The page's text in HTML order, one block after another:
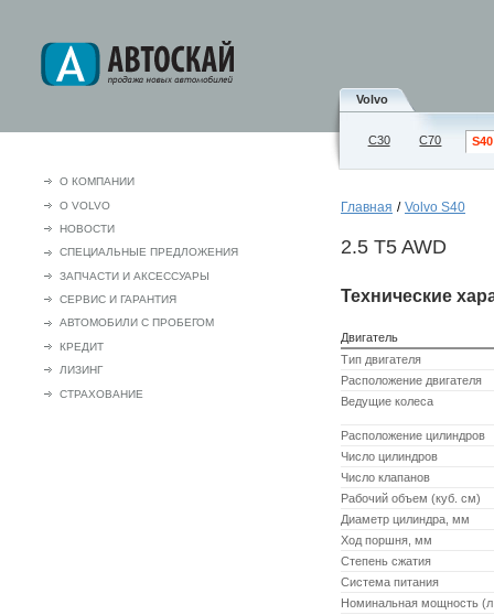
Volvo
С30 C70 S40
О КОМПАНИИ
О VOLVO
НОВОСТИ
СПЕЦИАЛЬНЫЕ ПРЕДЛОЖЕНИЯ
ЗАПЧАСТИ И АКСЕCСУАРЫ
СЕРВИС И ГАРАНТИЯ
АВТОМОБИЛИ С ПРОБЕГОМ
КРЕДИТ
ЛИЗИНГ
СТРАХОВАНИЕ
Главная / Volvo S40
2.5 T5 AWD
Технические
Двигатель
Тип двигателя
Расположение двигателя
Ведущие колеса
Расположение цилиндров
Число цилиндров
Число клапанов
Рабочий объем (куб. см)
Диаметр цилиндра, мм
Ход поршня, мм
Степень сжатия
Система питания
Номинальная мощность